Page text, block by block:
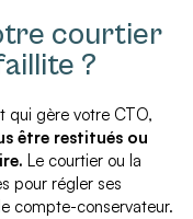
courtier
?
qui gère votre CTO,
être restitués ou
Le courtier ou la
pour régler ses
compte-conservateur.